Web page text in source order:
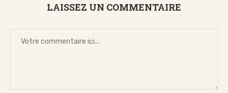
LAISSEZ UN COMMENTAIRE